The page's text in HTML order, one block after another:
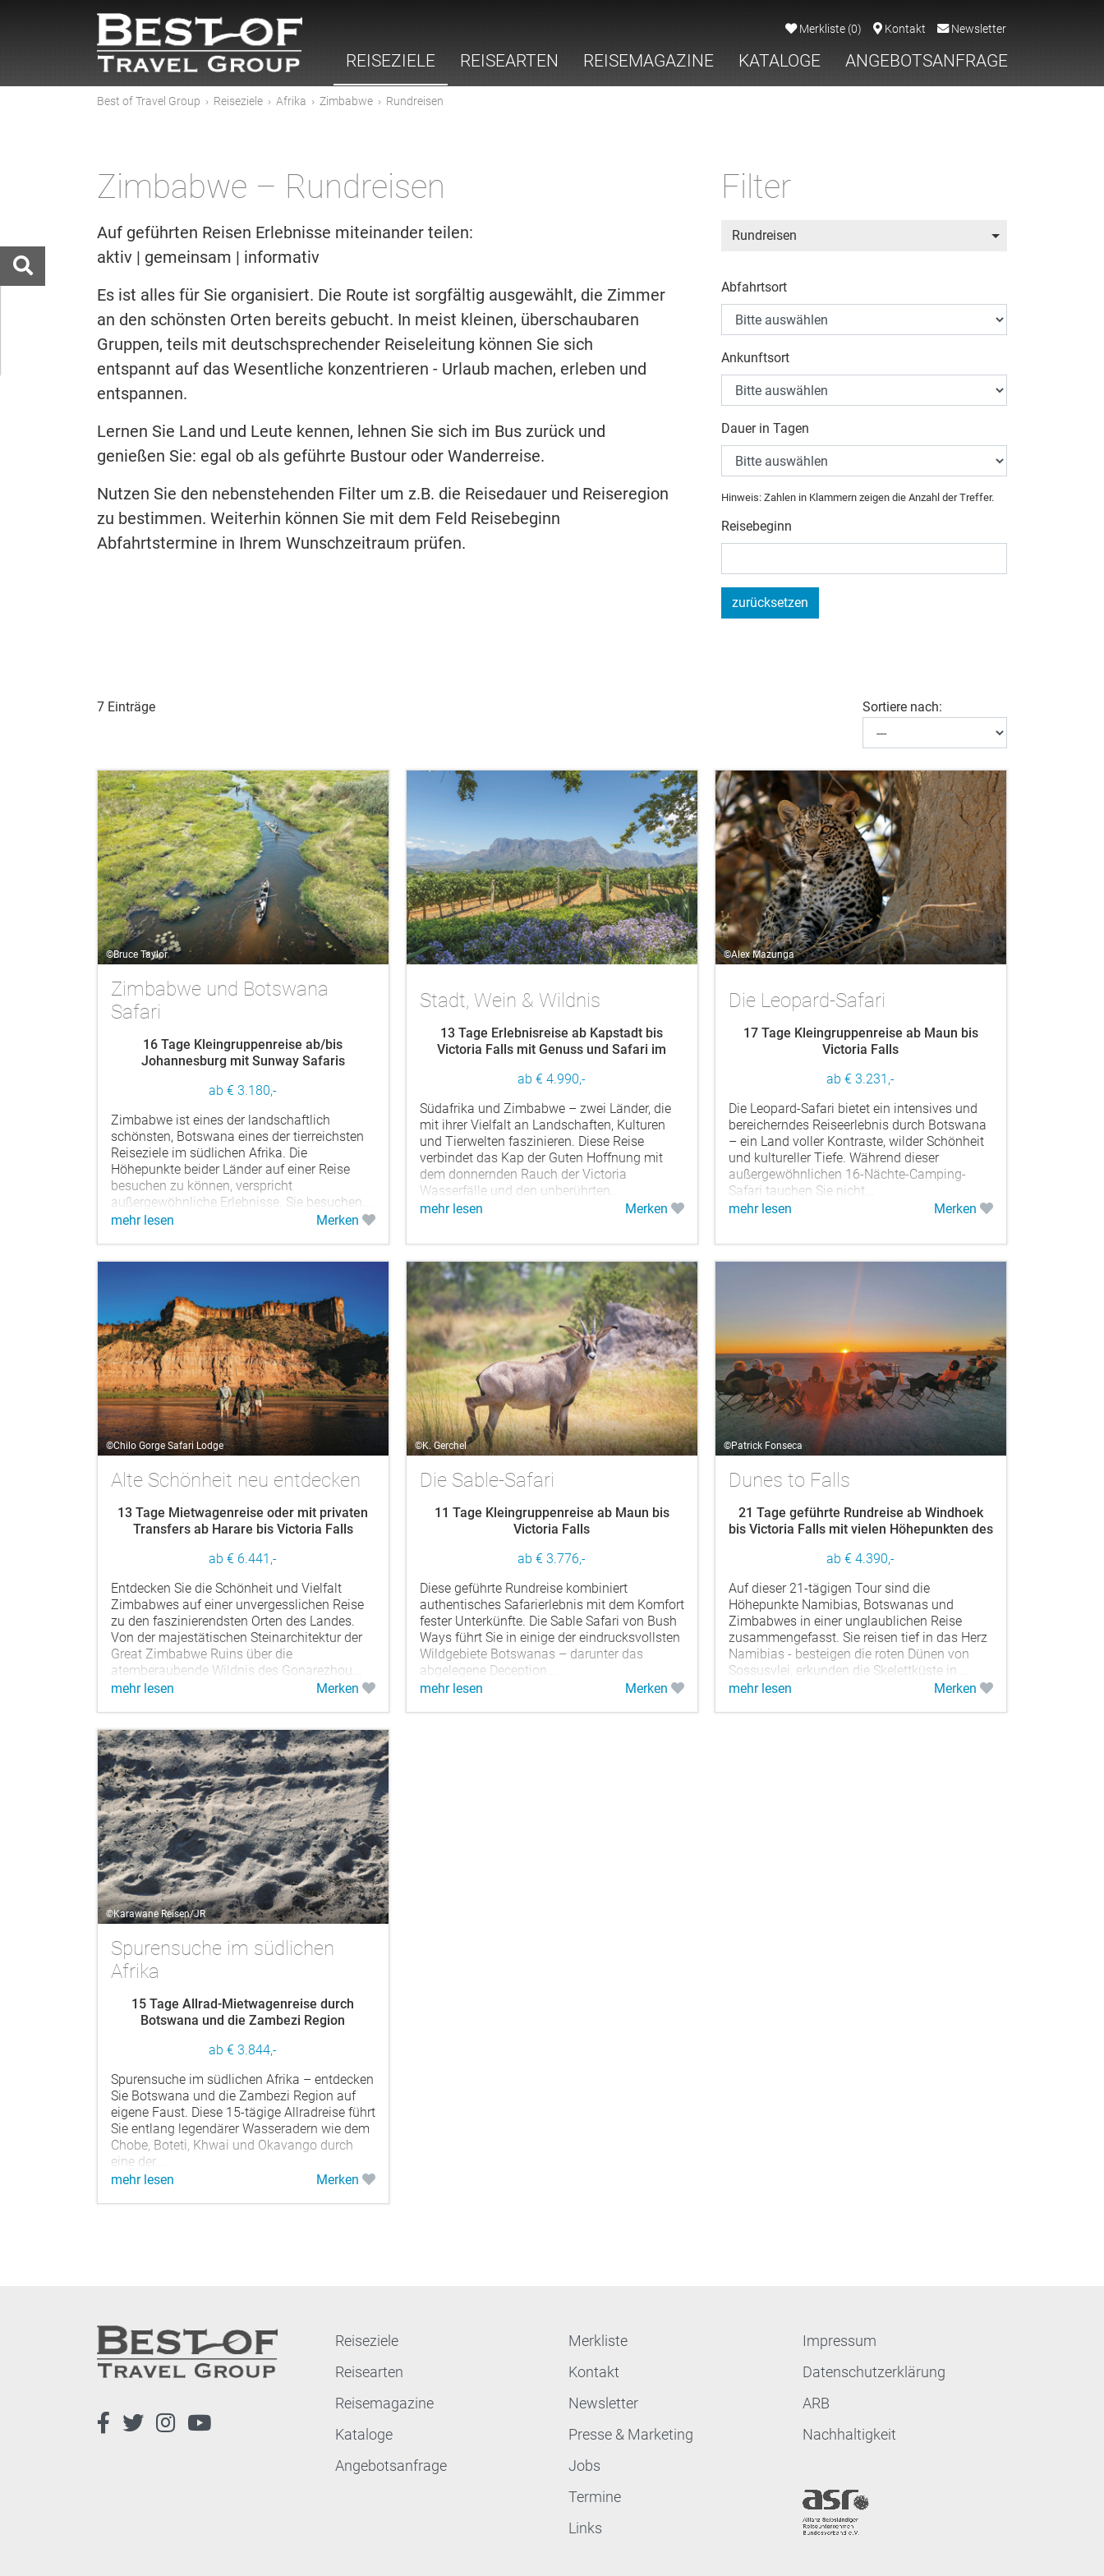
Merkliste (0) Kontakt Newsletter
REISEZIELE REISEARTEN REISEMAGAZINE KATALOGE ANGEBOTSANFRAGE
Best of Travel Group › Reiseziele › Afrika › Zimbabwe › Rundreisen
Zimbabwe – Rundreisen
Auf geführten Reisen Erlebnisse miteinander teilen:
aktiv | gemeinsam | informativ
Es ist alles für Sie organisiert. Die Route ist sorgfältig ausgewählt, die Zimmer
an den schönsten Orten bereits gebucht. In meist kleinen, überschaubaren
Gruppen, teils mit deutschsprechender Reiseleitung können Sie sich
entspannt auf das Wesentliche konzentrieren - Urlaub machen, erleben und
entspannen.
Lernen Sie Land und Leute kennen, lehnen Sie sich im Bus zurück und
genießen Sie: egal ob als geführte Bustour oder Wanderreise.
Nutzen Sie den nebenstehenden Filter um z.B. die Reisedauer und Reiseregion
zu bestimmen. Weiterhin können Sie mit dem Feld Reisebeginn
Abfahrtstermine in Ihrem Wunschzeitraum prüfen.
Filter
Rundreisen
Abfahrtsort
Ankunftsort
Dauer in Tagen
Hinweis: Zahlen in Klammern zeigen die Anzahl der Treffer.
Reisebeginn
zurücksetzen
7 Einträge Sortiere nach:
©Bruce Taylor
Zimbabwe und Botswana
Safari
16 Tage Kleingruppenreise ab/bis
Johannesburg mit Sunway Safaris
ab € 3.180,-
Zimbabwe ist eines der landschaftlich
schönsten, Botswana eines der tierreichsten
Reiseziele im südlichen Afrika. Die
Höhepunkte beider Länder auf einer Reise
besuchen zu können, verspricht
außergewöhnliche Erlebnisse. Sie besuchen...
mehr lesen
Merken
Stadt, Wein & Wildnis
13 Tage Erlebnisreise ab Kapstadt bis
Victoria Falls mit Genuss und Safari im
ab € 4.990,-
Südafrika und Zimbabwe – zwei Länder, die
mit ihrer Vielfalt an Landschaften, Kulturen
und Tierwelten faszinieren. Diese Reise
verbindet das Kap der Guten Hoffnung mit
dem donnernden Rauch der Victoria
Wasserfälle und den unberührten...
mehr lesen
Merken
©Alex Mazunga
Die Leopard-Safari
17 Tage Kleingruppenreise ab Maun bis
Victoria Falls
ab € 3.231,-
Die Leopard-Safari bietet ein intensives und
bereicherndes Reiseerlebnis durch Botswana
– ein Land voller Kontraste, wilder Schönheit
und kultureller Tiefe. Während dieser
außergewöhnlichen 16-Nächte-Camping-
Safari tauchen Sie nicht...
mehr lesen
Merken
©Chilo Gorge Safari Lodge
Alte Schönheit neu entdecken
13 Tage Mietwagenreise oder mit privaten
Transfers ab Harare bis Victoria Falls
ab € 6.441,-
Entdecken Sie die Schönheit und Vielfalt
Zimbabwes auf einer unvergesslichen Reise
zu den faszinierendsten Orten des Landes.
Von der majestätischen Steinarchitektur der
Great Zimbabwe Ruins über die
atemberaubende Wildnis des Gonarezhou...
mehr lesen
Merken
©K. Gerchel
Die Sable-Safari
11 Tage Kleingruppenreise ab Maun bis
Victoria Falls
ab € 3.776,-
Diese geführte Rundreise kombiniert
authentisches Safarierlebnis mit dem Komfort
fester Unterkünfte. Die Sable Safari von Bush
Ways führt Sie in einige der eindrucksvollsten
Wildgebiete Botswanas – darunter das
abgelegene Deception...
mehr lesen
Merken
©Patrick Fonseca
Dunes to Falls
21 Tage geführte Rundreise ab Windhoek
bis Victoria Falls mit vielen Höhepunkten des
ab € 4.390,-
Auf dieser 21-tägigen Tour sind die
Höhepunkte Namibias, Botswanas und
Zimbabwes in einer unglaublichen Reise
zusammengefasst. Sie reisen tief in das Herz
Namibias - besteigen die roten Dünen von
Sossusvlei, erkunden die Skelettküste in...
mehr lesen
Merken
©Karawane Reisen/JR
Spurensuche im südlichen
Afrika
15 Tage Allrad-Mietwagenreise durch
Botswana und die Zambezi Region
ab € 3.844,-
Spurensuche im südlichen Afrika – entdecken
Sie Botswana und die Zambezi Region auf
eigene Faust. Diese 15-tägige Allradreise führt
Sie entlang legendärer Wasseradern wie dem
Chobe, Boteti, Khwai und Okavango durch
eine der...
mehr lesen
Merken
Reiseziele
Reisearten
Reisemagazine
Kataloge
Angebotsanfrage
Merkliste
Kontakt
Newsletter
Presse & Marketing
Jobs
Termine
Links
Impressum
Datenschutzerklärung
ARB
Nachhaltigkeit